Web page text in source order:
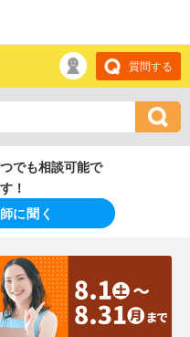
質問する
でも相談可能で
す！
に聞く